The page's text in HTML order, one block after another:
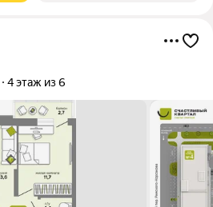
4 этаж из 6